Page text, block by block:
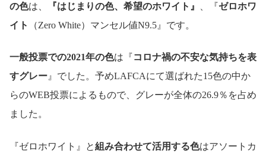
の色は、 『はじまりの色、希望のホワイト』 、『ゼロホワ
イト
（Zero White）マンセル値N9.5』です。
一般投票での2021年の色は『コロナ禍の不安な気持ちを表
すグレー 』でした。予めLAFCAにて選ばれた15色の中か
らのWEB投票によるもので、グレーが全体の26.9％を占め
ました。
『ゼロホワイト』と組み合わせて活用する色はアソートカ